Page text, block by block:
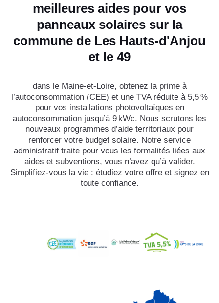
meilleures aides pour vos
panneaux solaires sur la
commune de Les Hauts-d'Anjou
et le 49
dans le Maine-et-Loire, obtenez la prime à
l’autoconsommation (CEE) et une TVA réduite à 5,5 %
pour vos installations photovoltaïques en
autoconsommation jusqu’à 9 kWc. Nous scrutons les
nouveaux programmes d’aide territoriaux pour
renforcer votre budget solaire. Notre service
administratif traite pour vous les formalités liées aux
aides et subventions, vous n’avez qu’à valider.
Simplifiez-vous la vie : étudiez votre offre et signez en
toute confiance.